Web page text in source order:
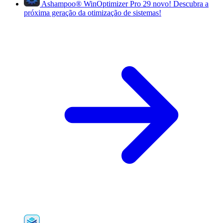
Ashampoo® WinOptimizer Pro 29 novo! Descubra a
próxima geração da otimização de sistemas!